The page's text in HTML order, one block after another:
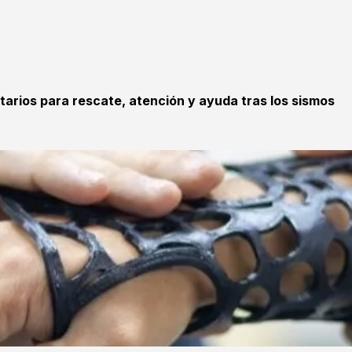
para rescate, atención y ayuda tras los sismos